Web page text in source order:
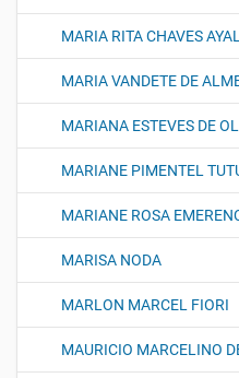
MARIA RITA CHAVES
MARIA VANDETE DE
MARIANA ESTEVES DE
MARIANE PIMENTEL
MARIANE ROSA
MARISA NODA
MARLON MARCEL FIORI
MAURICIO MARCELINO